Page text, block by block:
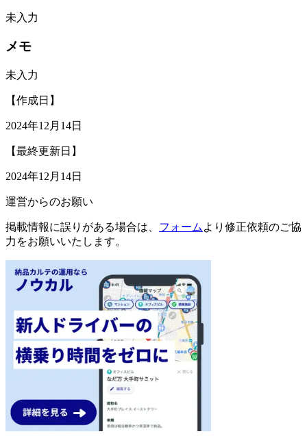
未入力
メモ
未入力
【作成日】
2024年12月14日
【最終更新日】
2024年12月14日
運営からのお願い
掲載情報に誤りがある場合は、 フォーム より修正依頼のご協
力をお願いいたします。